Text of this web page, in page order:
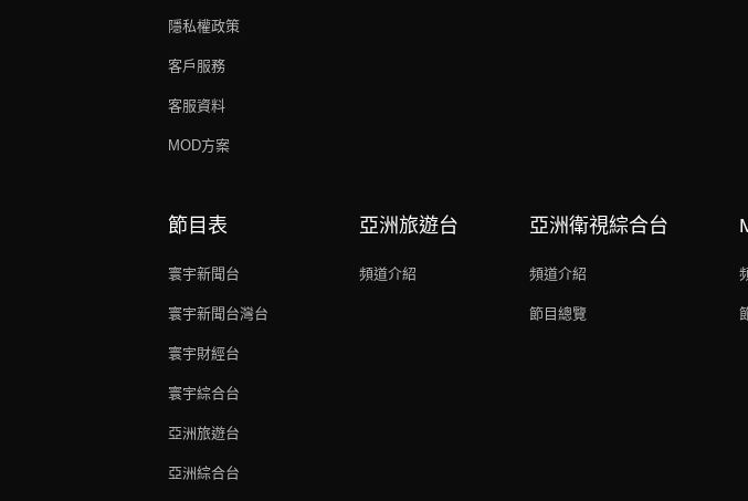
隱私權政策
客戶服務
客服資料
MOD方案
節目表
寰宇新聞台
寰宇新聞台灣台
寰宇財經台
寰宇綜合台
亞洲旅遊台
亞洲綜合台
亞洲旅遊台
頻道介紹
亞洲衛視綜合台
頻道介紹
節目總覽